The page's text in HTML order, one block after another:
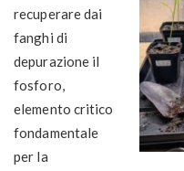
recuperare dai
fanghi di
depurazione il
fosforo,
elemento critico
fondamentale
per la